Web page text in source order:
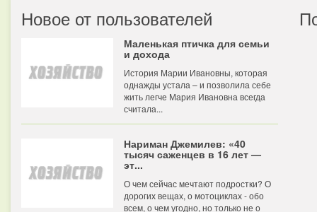
Новое от пользователей
Маленькая птичка для семьи
и дохода
История Марии Ивановны, которая
однажды устала – и позволила себе
жить легче Мария Ивановна всегда
считала...
Нариман Джемилев: «40
тысяч саженцев в 16 лет —
эт...
О чем сейчас мечтают подростки? О
дорогих вещах, о мотоциклах - обо
всем, о чем угодно, но только не о